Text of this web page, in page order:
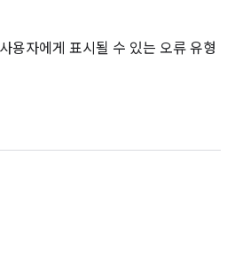
용자에게 표시될 수 있는 오류 유형